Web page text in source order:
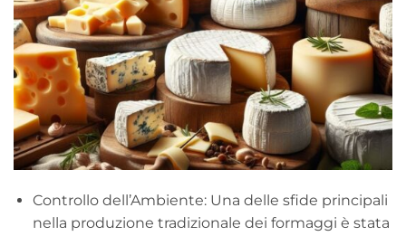
Controllo dell’Ambiente: Una delle sfide principali
nella produzione tradizionale dei formaggi è stata